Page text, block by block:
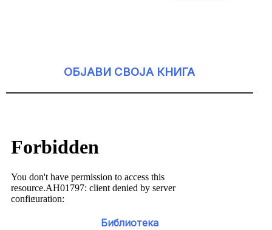
ОБЈАВИ СВОЈА КНИГА
Библиотека